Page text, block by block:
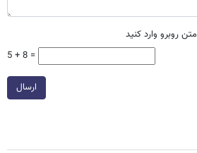
روبرو وارد کنید
5 + 8 =
ارسال